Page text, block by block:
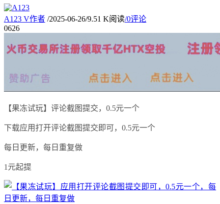
A123 V作者 /2025-06-26/9.51 K阅读/0评论
0626
【果冻试玩】评论截图提交，0.5元一个
下载应用打开评论截图提交即可，0.5元一个
每日更新，每日重复做
1元起提